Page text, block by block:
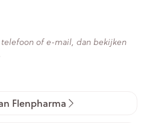
of e-mail, dan bekijken
Flenpharma